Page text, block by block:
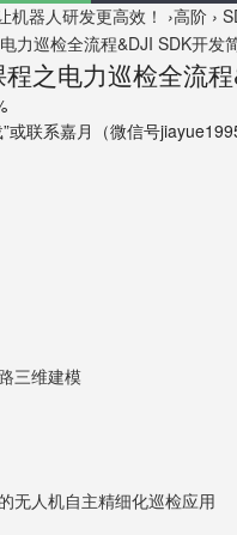
机器人研发更高效！ ›高阶 ›
之电力巡检全流
或联系嘉月（微信号
三维建模
无人机自主精细化巡检应用